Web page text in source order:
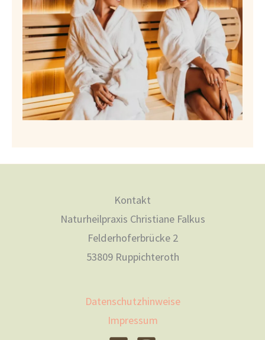
Kontakt
Naturheilpraxis Christiane Falkus
Felderhoferbrücke 2
53809 Ruppichteroth
Datenschutzhinweise
Impressum